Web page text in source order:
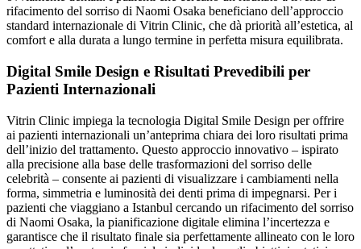
rifacimento del sorriso di Naomi Osaka beneficiano dell’approccio
standard internazionale di Vitrin Clinic, che dà priorità all’estetica, al
comfort e alla durata a lungo termine in perfetta misura equilibrata.
Digital Smile Design e Risultati Prevedibili per
Pazienti Internazionali
Vitrin Clinic impiega la tecnologia Digital Smile Design per offrire
ai pazienti internazionali un’anteprima chiara dei loro risultati prima
dell’inizio del trattamento. Questo approccio innovativo – ispirato
alla precisione alla base delle trasformazioni del sorriso delle
celebrità – consente ai pazienti di visualizzare i cambiamenti nella
forma, simmetria e luminosità dei denti prima di impegnarsi. Per i
pazienti che viaggiano a Istanbul cercando un rifacimento del sorriso
di Naomi Osaka, la pianificazione digitale elimina l’incertezza e
garantisce che il risultato finale sia perfettamente allineato con le loro